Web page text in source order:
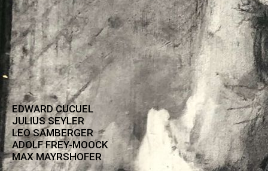
EDWARD CUCUEL
JULIUS SEYLER
LEO SAMBERGER
ADOLF FREY-MOOCK
MAX MAYRSHOFER